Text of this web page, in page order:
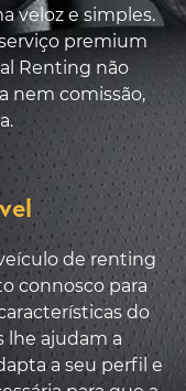
veloz e simples.
premium
Renting não
nem comissão,
de renting
connosco para
do
lhe ajudam a
a seu perfil e